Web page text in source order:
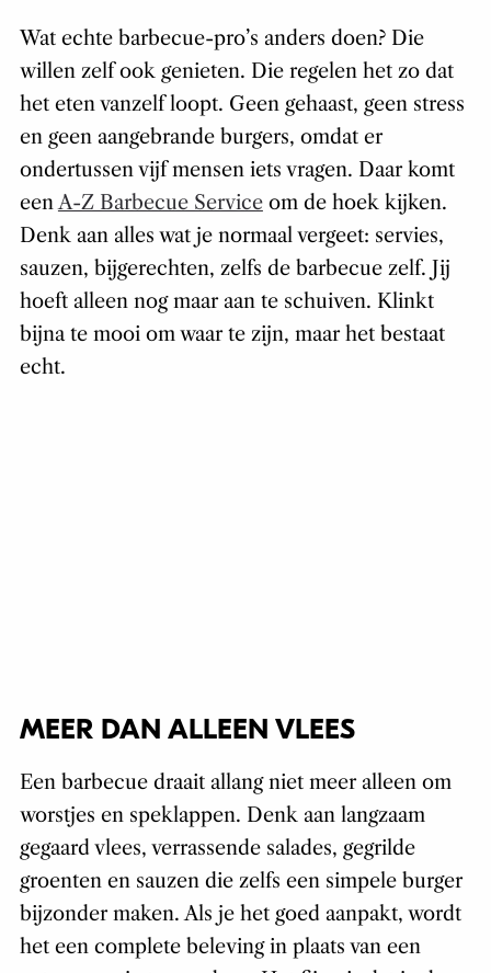
Wat echte barbecue-pro’s anders doen? Die
willen zelf ook genieten. Die regelen het zo dat
het eten vanzelf loopt. Geen gehaast, geen stress
en geen aangebrande burgers, omdat er
ondertussen vijf mensen iets vragen. Daar komt
eenA-Z Barbecue Serviceom de hoek kijken.
Denk aan alles wat je normaal vergeet: servies,
sauzen, bijgerechten, zelfs de barbecue zelf. Jij
hoeft alleen nog maar aan te schuiven. Klinkt
bijna te mooi om waar te zijn, maar het bestaat
echt.
MEER DAN ALLEEN VLEES
Een barbecue draait allang niet meer alleen om
worstjes en speklappen. Denk aan langzaam
gegaard vlees, verrassende salades, gegrilde
groenten en sauzen die zelfs een simpele burger
bijzonder maken. Als je het goed aanpakt, wordt
het een complete beleving in plaats van een